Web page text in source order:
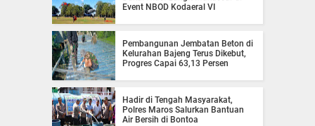
Event NBOD Kodaeral VI
Pembangunan Jembatan Beton di
Kelurahan Bajeng Terus Dikebut,
Progres Capai 63,13 Persen
Hadir di Tengah Masyarakat,
Polres Maros Salurkan Bantuan
Air Bersih di Bontoa